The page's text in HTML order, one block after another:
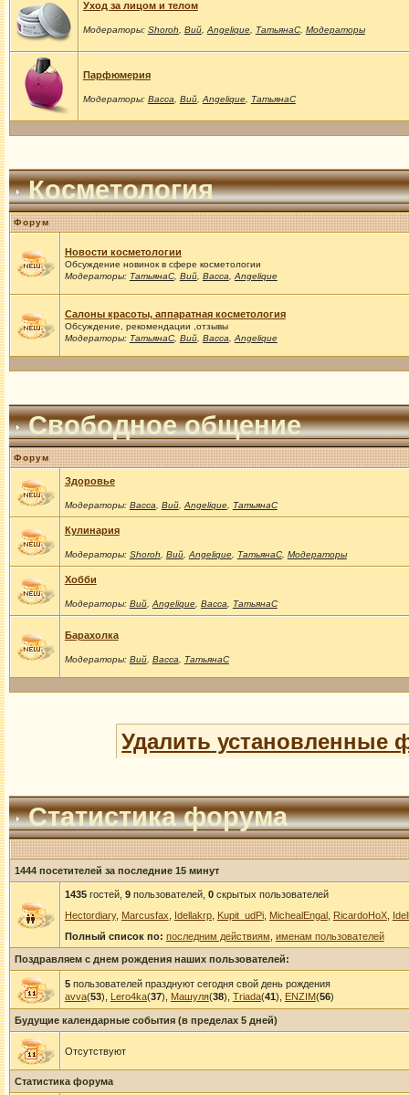
Уход за лицом и телом
Модераторы: Shoroh Вий, Angelique, ТатьянаС, Модераторы
Парфюмерия
Модераторы: Васса Вий, Angelique, ТатьянаС
Косметология
Форум
Новости косметологии
Обсуждение новинок в сфере косметологии
Модераторы: ТатьянаС, Вий, Васса Angelique
Салоны красоты, аппаратная косметология
Обсуждение, рекомендации ,отзывы
Модераторы: ТатьянаС, Вий, Васса Angelique
Свободное общение
Форум
Здоровье
Модераторы: Васса Вий, Angelique, ТатьянаС
Кулинария
Модераторы: Shoroh Вий, Angelique, ТатьянаС, Модераторы
Хобби
Модераторы: Вий, Angelique, Васса ТатьянаС
Барахолка
Модераторы: Вий, Васса ТатьянаС
Удалить установленные
Статистика форума
1444 посетителей за последние 15 минут
1435гостей, 9пользователей, 0скрытых пользователей
Hectordiary, Marcusfax Idellakrp, Kupit_udPi, MichealEngal, RicardoHoX,
Полный список по: последним действиям именам пользователей
Поздравляем с днем рождения наших пользователей:
5пользователей празднуют сегодня свой день рождения
avva(53), Lero4ka(37), Машуля(38), Triada(41), ENZIM(56)
Будущие календарные события (в пределах 5 дней)
Отсутствуют
Статистика форума